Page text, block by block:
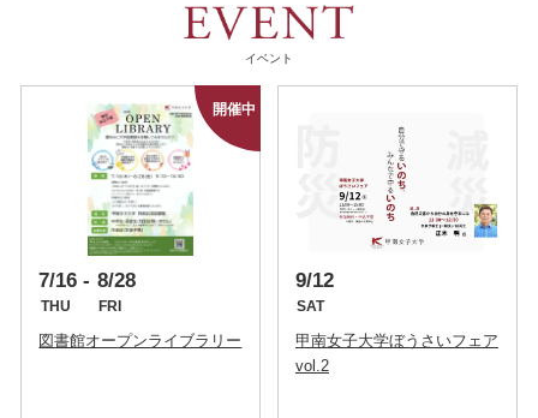
イベント
7/16
THU
8/28
FRI
図書館オープンライブラリー
9/12
SAT
甲南女子大学ぼうさいフェア
vol.2